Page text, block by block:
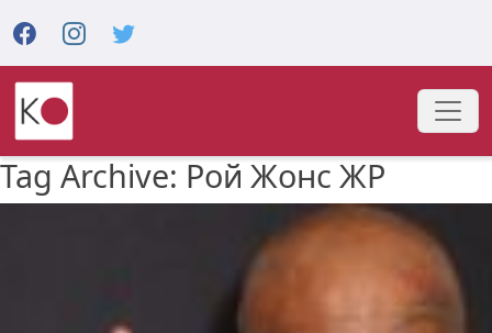
Tag Archive: Рой Жонс ЖР